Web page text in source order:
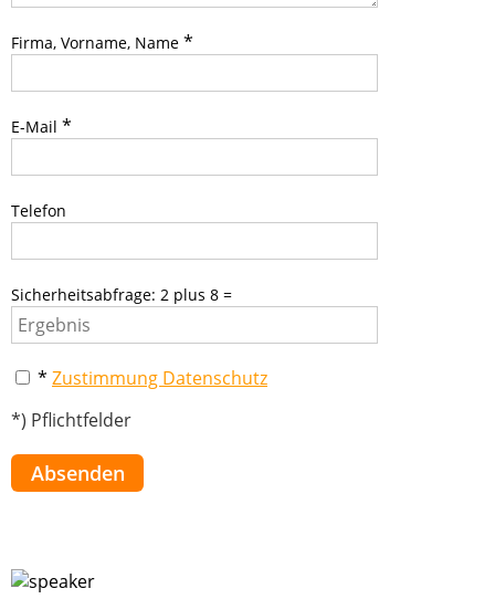
Firma, Vorname, Name *
E-Mail *
Telefon
Sicherheitsabfrage: 2 plus 8 =
* Zustimmung Datenschutz
*) Pflichtfelder
Absenden